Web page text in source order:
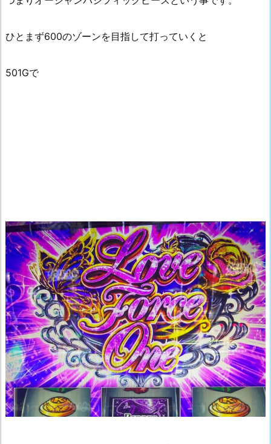
ひとまず600のゾーンを目指して打っていくと
501Gで